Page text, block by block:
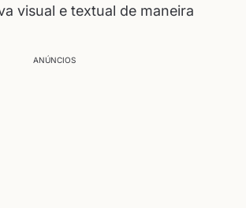
visual e textual de maneira
ANÚNCIOS